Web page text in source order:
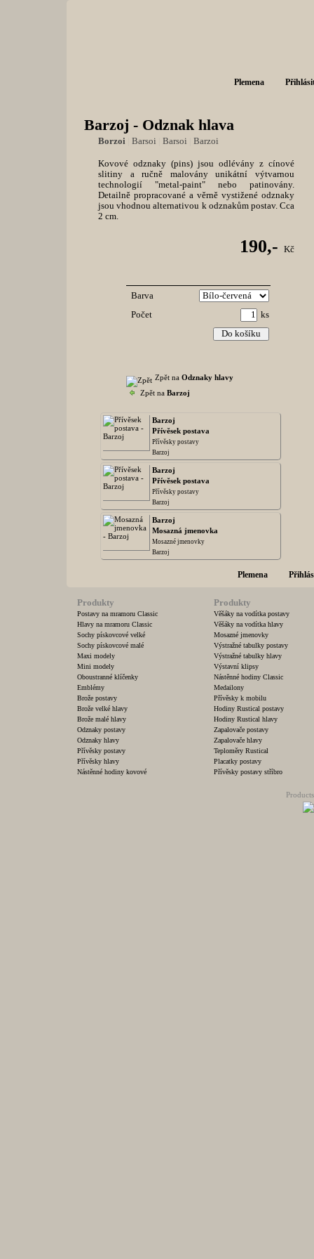
Plemena
Barzoj - Odznak hlava
Borzoi Barsoi Barsoi Barzoi
Kovové odznaky (pins) jsou odlévány z cínové
slitiny a ručně malovány unikátní výtvarnou
technologií "metal-paint" nebo patinovány.
Detailně propracované a věrně vystižené odznaky
jsou vhodnou alternativou k odznakům postav. Cca
2 cm.
190,- Kč
Barva
Počet
ks
Zpět na Odznaky hlavy
Zpět na Barzoj
Barzoj
Přívěsek postava
Přívěsky postavy
Barzoj
Barzoj
Přívěsek postava
Přívěsky postavy
Barzoj
Barzoj
Mosazná jmenovka
Mosazné jmenovky
Barzoj
Plemena
Produkty
Postavy na mramoru Classic
Hlavy na mramoru Classic
Sochy pískovcové velké
Sochy pískovcové malé
Maxi modely
Mini modely
Oboustranné klíčenky
Emblémy
Brože postavy
Brože velké hlavy
Brože malé hlavy
Odznaky postavy
Odznaky hlavy
Přívěsky postavy
Přívěsky hlavy
Nástěnné hodiny kovové
Produkty
Věšáky na vodítka postavy
Věšáky na vodítka hlavy
Mosazné jmenovky
Výstražné tabulky postavy
Výstražné tabulky hlavy
Výstavní klipsy
Nástěnné hodiny Classic
Medailony
Přívěsky k mobilu
Hodiny Rustical postavy
Hodiny Rustical hlavy
Zapalovače postavy
Zapalovače hlavy
Teploměry Rustical
Placatky postavy
Přívěsky postavy stříbro
Products